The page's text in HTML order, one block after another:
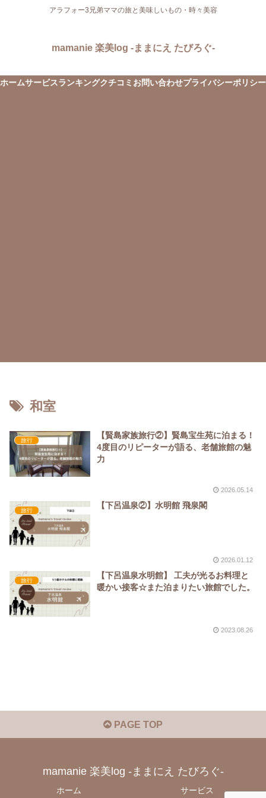
アラフォー3兄弟ママの旅と美味しいもの・時々美容
mamanie 楽美log -ままにえ たびろぐ-
ホームサービスランキングクチコミ お問い合わせプライバシーポリシー
和室
旅行
【賢島家族旅行②】賢島宝生苑に泊まる！
4度目のリピーターが語る、老舗旅館の魅
力
2026.05.14
旅行
【下呂温泉②】水明館 飛泉閣
2026.01.12
旅行
【下呂温泉水明館】 工夫が光るお料理と
暖かい接客☆また泊まりたい旅館でした。
2023.08.26
PAGE TOP
mamanie 楽美log -ままにえ たびろぐ-
ホーム サービス